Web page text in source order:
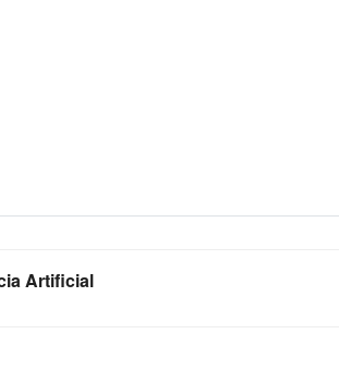
Artificial